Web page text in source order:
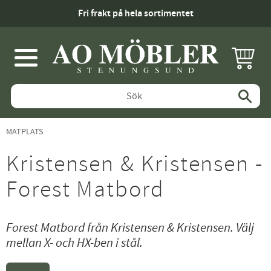
Fri frakt på hela sortimentet
Meny
MATPLATS
Kristensen & Kristensen -
Forest Matbord
Forest Matbord från Kristensen & Kristensen. Välj
mellan X- och HX-ben i stål.